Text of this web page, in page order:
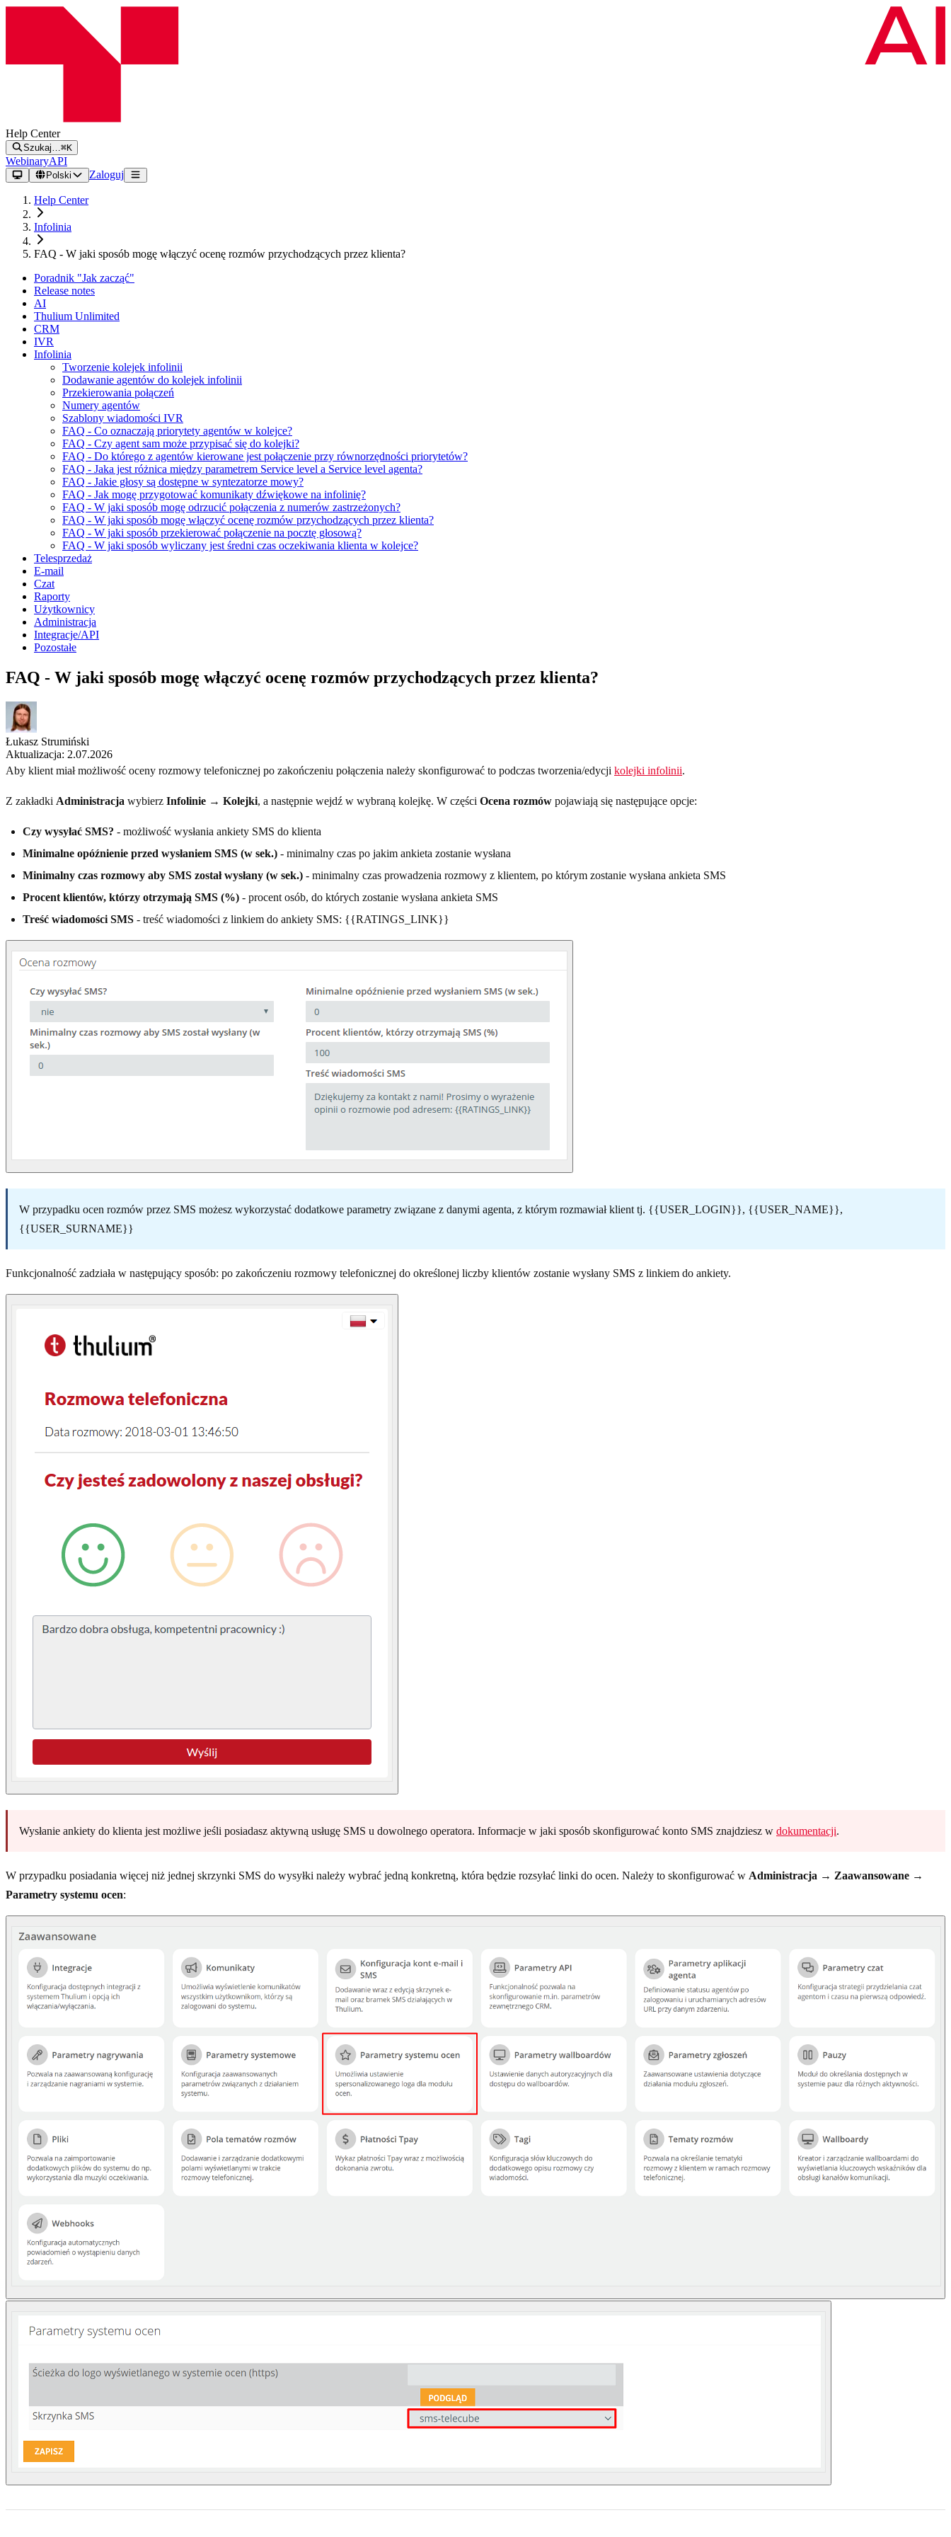
Help Center
Szukaj… ⌘K
WebinaryAPI
Polski Zaloguj
Help Center
Infolinia
FAQ - W jaki sposób mogę włączyć ocenę rozmów przychodzących przez klienta?
Poradnik "Jak zacząć"
Release notes
AI
Thulium Unlimited
CRM
IVR
Infolinia
Tworzenie kolejek infolinii
Dodawanie agentów do kolejek infolinii
Przekierowania połączeń
Numery agentów
Szablony wiadomości IVR
FAQ - Co oznaczają priorytety agentów w kolejce?
FAQ - Czy agent sam może przypisać się do kolejki?
FAQ - Do którego z agentów kierowane jest połączenie przy równorzędności priorytetów?
FAQ - Jaka jest różnica między parametrem Service level a Service level agenta?
FAQ - Jakie głosy są dostępne w syntezatorze mowy?
FAQ - Jak mogę przygotować komunikaty dźwiękowe na infolinię?
FAQ - W jaki sposób mogę odrzucić połączenia z numerów zastrzeżonych?
FAQ - W jaki sposób mogę włączyć ocenę rozmów przychodzących przez klienta?
FAQ - W jaki sposób przekierować połączenie na pocztę głosową?
FAQ - W jaki sposób wyliczany jest średni czas oczekiwania klienta w kolejce?
Telesprzedaż
E-mail
Czat
Raporty
Użytkownicy
Administracja
Integracje/API
Pozostałe
FAQ - W jaki sposób mogę włączyć ocenę rozmów przychodzących przez klienta?
Łukasz Strumiński
Aktualizacja: 2.07.2026
Aby klient miał możliwość oceny rozmowy telefonicznej po zakończeniu połączenia należy skonfigurować to podczas tworzenia/edycji kolejki infolinii.
Z zakładki Administracja wybierz Infolinie → Kolejki, a następnie wejdź w wybraną kolejkę. W części Ocena rozmów pojawiają się następujące opcje:
Czy wysyłać SMS? - możliwość wysłania ankiety SMS do klienta
Minimalne opóźnienie przed wysłaniem SMS (w sek.) - minimalny czas po jakim ankieta zostanie wysłana
Minimalny czas rozmowy aby SMS został wysłany (w sek.) - minimalny czas prowadzenia rozmowy z klientem, po którym zostanie wysłana ankieta SMS
Procent klientów, którzy otrzymają SMS (%) - procent osób, do których zostanie wysłana ankieta SMS
Treść wiadomości SMS - treść wiadomości z linkiem do ankiety SMS: {{RATINGS_LINK}}
W przypadku ocen rozmów przez SMS możesz wykorzystać dodatkowe parametry związane z danymi agenta, z którym rozmawiał klient tj. {{USER_LOGIN}}, {{USER_NAME}},
{{USER_SURNAME}}
Funkcjonalność zadziała w następujący sposób: po zakończeniu rozmowy telefonicznej do określonej liczby klientów zostanie wysłany SMS z linkiem do ankiety.
Wysłanie ankiety do klienta jest możliwe jeśli posiadasz aktywną usługę SMS u dowolnego operatora. Informacje w jaki sposób skonfigurować konto SMS znajdziesz w dokumentacji.
W przypadku posiadania więcej niż jednej skrzynki SMS do wysyłki należy wybrać jedną konkretną, która będzie rozsyłać linki do ocen. Należy to skonfigurować w Administracja → Zaawansowane →
Parametry systemu ocen: